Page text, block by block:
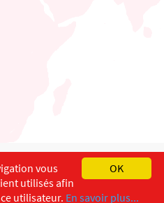
légaux
OK
vous
utilisés afin
utilisateur. En savoir plus...